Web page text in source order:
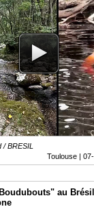
BRESIL
Toulouse |
au